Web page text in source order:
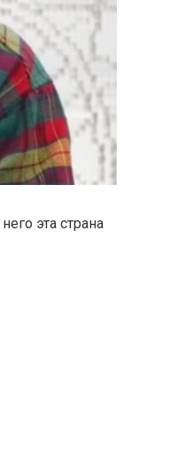
него эта страна